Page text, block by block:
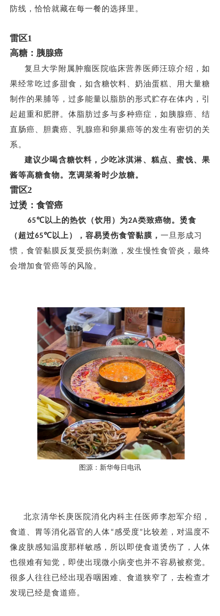
防线，恰恰就藏在每一餐的选择里。
雷区1
高糖：胰腺癌
复旦大学附属肿瘤医院临床营养医师汪琼介绍，如
果经常吃过多甜食，如含糖饮料、奶油蛋糕、用大量糖
制作的果脯等，过多能量以脂肪的形式贮存在体内，引
起超重和肥胖。体脂肪过多与多种癌症，如胰腺癌、结
直肠癌、胆囊癌、乳腺癌和卵巢癌等的发生有密切的关
系。
建议少喝含糖饮料，少吃冰淇淋、糕点、蜜饯、果
酱等高糖食物。烹调菜肴时少放糖。
雷区2
过烫：食管癌
65℃ 以上的热饮（饮用）为2A类致癌物。烫食
（超过65℃ 以上），容易烫伤食管黏膜， 一旦形成习
惯，食管黏膜反复受损伤刺激，发生慢性食管炎，最终
会增加食管癌等的风险。
图源：新华每日电讯
北京清华长庚医院消化内科主任医师李恕军介绍，
食道、胃等消化器官的人体“感受度” 比较差，对温度不
像皮肤感知温度那样敏感，所以即使食道烫伤了，人体
也很难有知觉，即使出现微小病变也并不容易被察觉。
很多人往往已经出现吞咽困难、食道狭窄了，去检查才
发现已经是食道癌。